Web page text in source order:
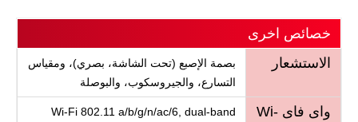
خصائص اخرى
الاستشعار
بصمة الإصبع (تحت الشاشة، بصري)، ومقياس
التسارع، والجيروسكوب، والبوصلة
واى فاى Wi-
Wi-Fi 802.11 a/b/g/n/ac/6, dual-band